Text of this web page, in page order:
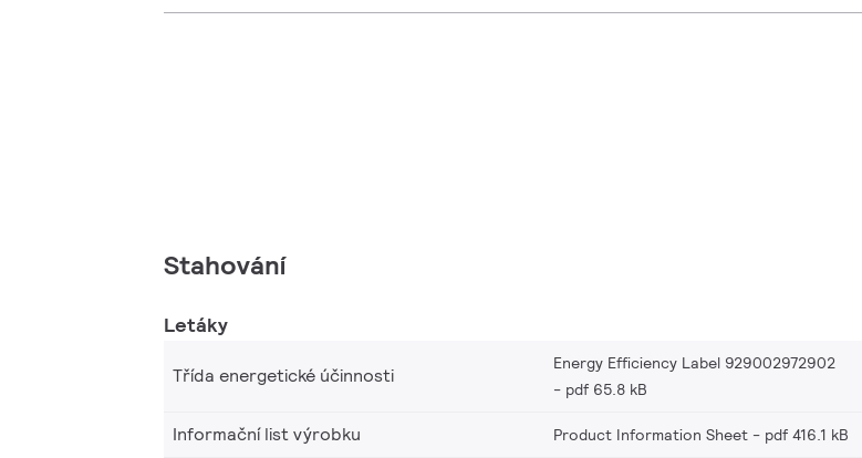
Stahování
Letáky
Třída energetické účinnosti
Energy Efficiency Label 929002972902
pdf 65.8 kB
Informační list výrobku Product Information Sheet pdf 416.1 kB